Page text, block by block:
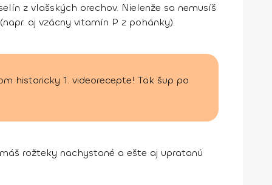
z vlašských orechov. Nielenže sa nemusíš
aj vzácny vitamín P z pohánky).
historicky 1. videorecepte! Tak šup po
rožteky nachystané a ešte aj upratanú